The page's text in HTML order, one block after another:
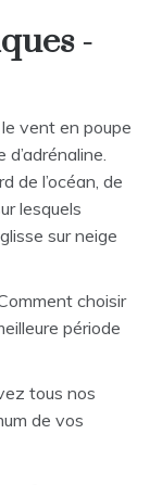
-
vent en poupe
de l’océan, de
lesquels
sur neige
choisir
période
tous nos
de vos